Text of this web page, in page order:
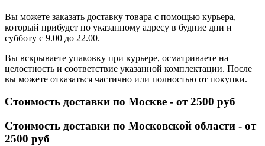
Вы можете заказать доставку товара с помощью курьера,
который прибудет по указанному адресу в будние дни и
субботу с 9.00 до 22.00.
Вы вскрываете упаковку при курьере, осматриваете на
целостность и соответствие указанной комплектации. После
вы можете отказаться частично или полностью от покупки.
Стоимость доставки по Москве - от 2500 руб
Стоимость доставки по Московской области - от
2500 руб